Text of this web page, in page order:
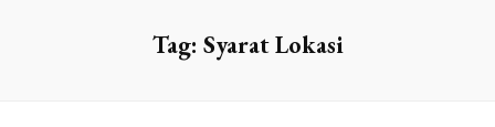
Tag: Syarat Lokasi